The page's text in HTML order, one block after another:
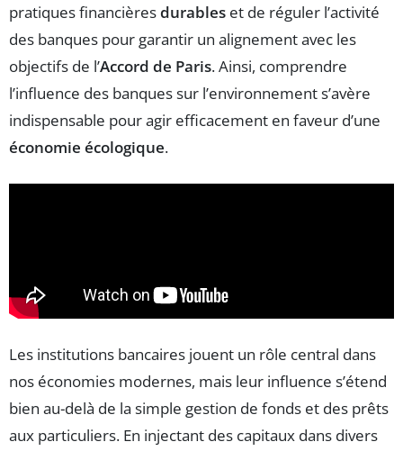
pratiques financièresdurables et de réguler l’activité
des banques pour garantir un alignement avec les
objectifs de l’Accord de Paris. Ainsi, comprendre
l’influence des banques sur l’environnement s’avère
indispensable pour agir efficacement en faveur d’une
économie écologique.
Les institutions bancaires jouent un rôle central dans
nos économies modernes, mais leur influence s’étend
bien au-delà de la simple gestion de fonds et des prêts
aux particuliers. En injectant des capitaux dans divers